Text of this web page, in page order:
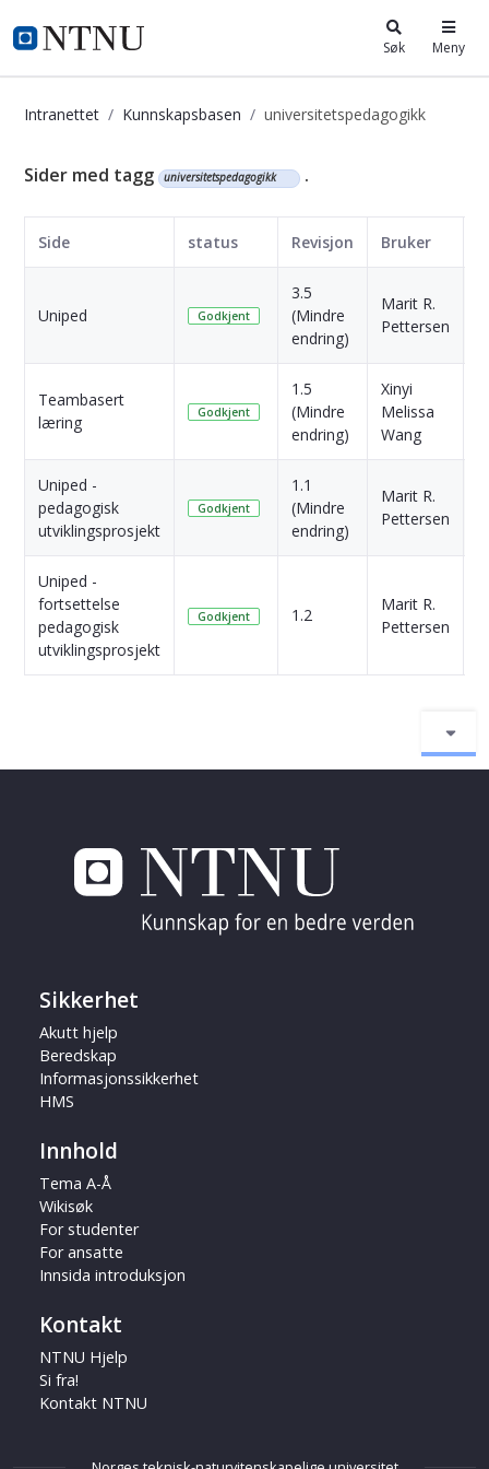
i.ntnu.no Søk Meny
Intranettet Kunnskapsbasen universitetspedagogikk
Kunnskapsbasen
Sider med tagg universitetspedagogikk .
Side status Revisjon Bruker
Uniped Godkjent
3.5
(Mindre
endring)
Marit R.
Pettersen
Teambasert
læring
Godkjent
1.5
(Mindre
endring)
Xinyi
Melissa
Wang
Uniped -
pedagogisk
utviklingsprosjekt
Godkjent
1.1
(Mindre
endring)
Marit R.
Pettersen
Uniped -
fortsettelse
pedagogisk
utviklingsprosjekt
Godkjent 1.2
Marit R.
Pettersen
Sikkerhet
Akutt hjelp
Beredskap
Informasjonssikkerhet
HMS
Innhold
Tema A-Å
Wikisøk
For studenter
For ansatte
Innsida introduksjon
Kontakt
NTNU Hjelp
Si fra!
Kontakt NTNU